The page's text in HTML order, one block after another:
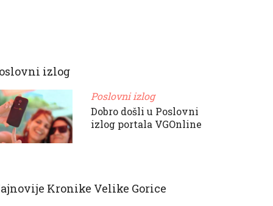
izlog
Poslovni izlog
Dobro došli u Poslovni
izlog portala VGOnline
Kronike Velike Gorice